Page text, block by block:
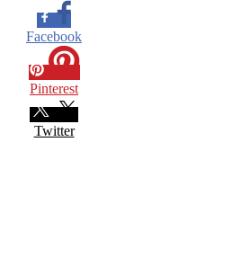
Facebook
Pinterest
Twitter